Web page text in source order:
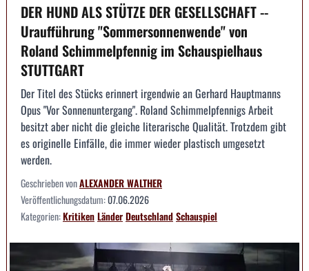
DER HUND ALS STÜTZE DER GESELLSCHAFT --
Uraufführung "Sommersonnenwende" von
Roland Schimmelpfennig im Schauspielhaus
STUTTGART
Der Titel des Stücks erinnert irgendwie an Gerhard Hauptmanns
Opus "Vor Sonnenuntergang". Roland Schimmelpfennigs Arbeit
besitzt aber nicht die gleiche literarische Qualität. Trotzdem gibt
es originelle Einfälle, die immer wieder plastisch umgesetzt
werden.
Geschrieben vonALEXANDER WALTHER
Veröffentlichungsdatum:07.06.2026
Kategorien:KritikenLänderDeutschlandSchauspiel